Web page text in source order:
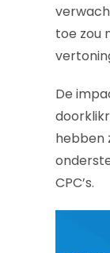
toe zou
De
hebben
CPC’s.